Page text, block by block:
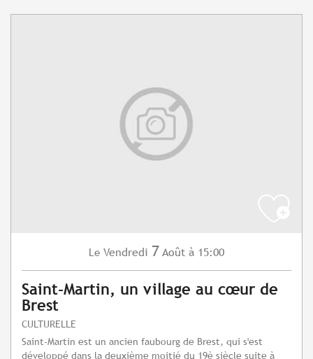
Le Vendredi 7 Août à 15:00
Saint-Martin, un village au cœur de
Brest
CULTURELLE
Saint-Martin est un ancien faubourg de Brest, qui s'est
développé dans la deuxième moitié du 19è siècle suite à